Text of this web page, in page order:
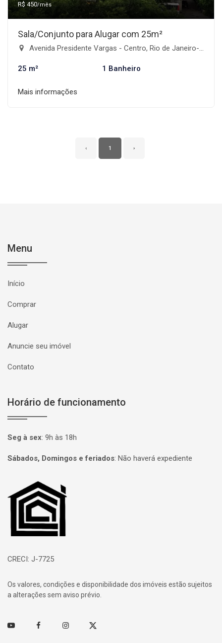
R$ 450/mês
Sala/Conjunto para Alugar com 25m²
Avenida Presidente Vargas - Centro, Rio de Janeiro-RJ
25 m² 1 Banheiro
Mais informações
‹ 1 ›
Menu
Início
Comprar
Alugar
Anuncie seu imóvel
Contato
Horário de funcionamento
Seg à sex: 9h às 18h
Sábados, Domingos e feriados: Não haverá expediente
Página inicial
CRECI: J-7725
Os valores, condições e disponibilidade dos imóveis estão sujeitos
a alterações sem aviso prévio.
Youtube FacebookInstagramTwitter